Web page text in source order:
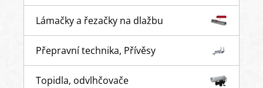
Lámačky a řezačky na dlažbu
Přepravní technika, Přívěsy
Topidla, odvlhčovače